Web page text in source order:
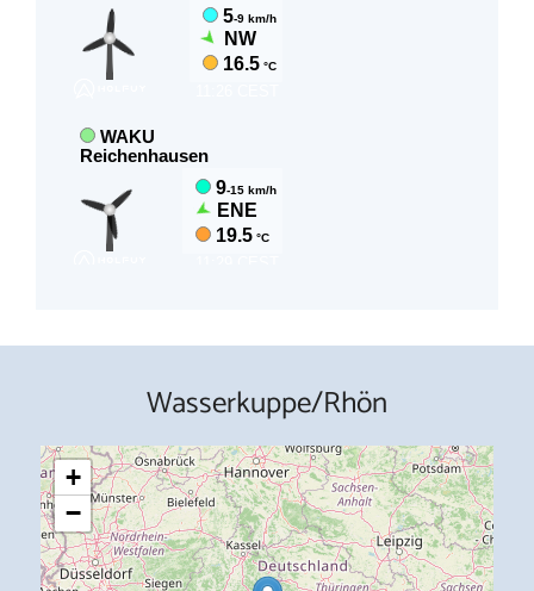
Wasserkuppe/Rhön
+
−